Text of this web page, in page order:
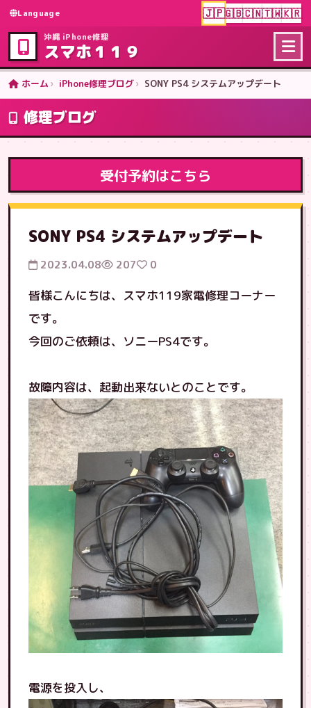
Language 🇯🇵🇬🇧🇨🇳🇹🇼🇰🇷
沖縄 iPhone修理
スマホ１１９
ホーム iPhone修理ブログ SONY PS4 システムアップデート
修理ブログ
受付予約はこちら
SONY PS4 システムアップデート
2023.04.08 207 0
皆様こんにちは、スマホ119家電修理コーナー
です。
今回のご依頼は、ソニーPS4です。
故障内容は、起動出来ないとのことです。
電源を投入し、